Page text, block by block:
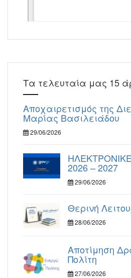
Τα τελευταία μας 15
Αποχαιρετισμός της
Μαρίας Βασιλειάδου
29/06/2026
2026 – 2027
29/06/2026
Θερινή
28/06/2026
Αποτίμηση
Πολίτη
27/06/2026